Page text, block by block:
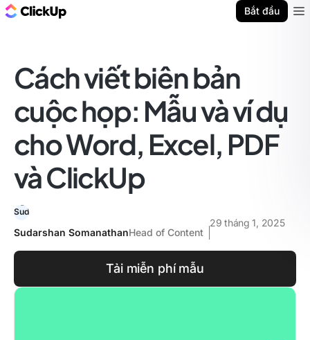
Bắt đầu
Cách viết biên bản
cuộc họp: Mẫu và ví dụ
cho Word, Excel, PDF
và ClickUp
Sudarshan SomanathanHead of Content
29 tháng 1, 2025
Tải miễn phí mẫu